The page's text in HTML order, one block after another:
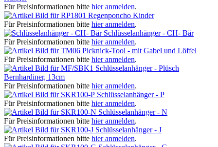
Für Preisinformationen bitte hier anmelden.
Regenponcho Kinder
Für Preisinformationen bitte hier anmelden.
Schlüsselanhänger - CH- Bär
Für Preisinformationen bitte hier anmelden.
Picknick-Tool - mit Gabel und Löffel
Für Preisinformationen bitte hier anmelden.
Schlüsselanhänger - Plüsch
Bernhardiner, 13cm
Für Preisinformationen bitte hier anmelden.
Schlüsselanhänger - P
Für Preisinformationen bitte hier anmelden.
Schlüsselanhänger - N
Für Preisinformationen bitte hier anmelden.
Schlüsselanhänger - J
Für Preisinformationen bitte hier anmelden.